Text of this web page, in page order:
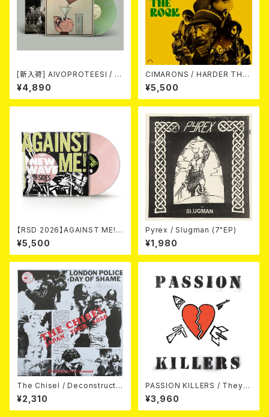
[新入荷] AIVOPROTEESI / U
MPIKUJA (LP / LTD.100 DIE
-HARD COKE BOTTLE GRE
EN VINYL) (ITA / F.O.A.D.)
¥4,890
CIMARONS / HARDER THA
¥5,500
【RSD 2026】AGAINST ME! /
NEW WAVE B-SIDES [RSD V
INYL EP][Coloured Vinyl](1
2")
¥5,500
Pyrex / Slugman (7"EP)
¥1,980
The Chisel / Deconstructiv
e Surgery (7"EP)
¥2,310
PASSION KILLERS / They K
ill Our Passion With Their
Hate And Wars LP
¥3,960